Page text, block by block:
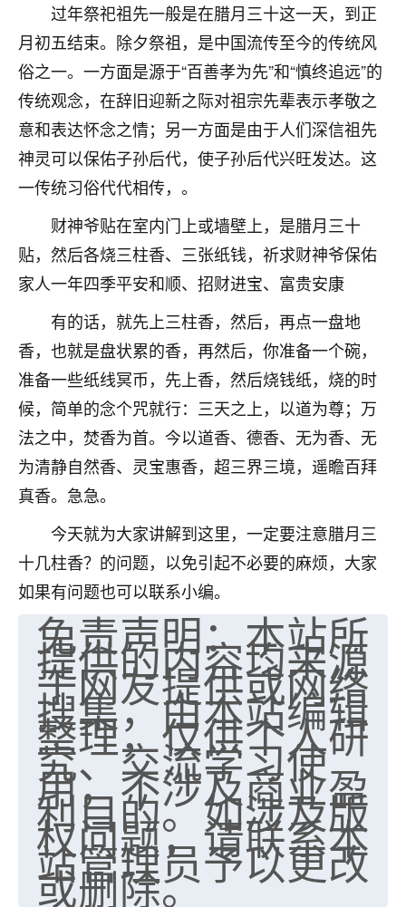
过年祭祀祖先一般是在腊月三十这一天，到正
月初五结束。除夕祭祖，是中国流传至今的传统风
俗之一。一方面是源于“百善孝为先”和“慎终追远”的
传统观念，在辞旧迎新之际对祖宗先辈表示孝敬之
意和表达怀念之情；另一方面是由于人们深信祖先
神灵可以保佑子孙后代，使子孙后代兴旺发达。这
一传统习俗代代相传，。
财神爷贴在室内门上或墙壁上，是腊月三十
贴，然后各烧三柱香、三张纸钱，祈求财神爷保佑
家人一年四季平安和顺、招财进宝、富贵安康
有的话，就先上三柱香，然后，再点一盘地
香，也就是盘状累的香，再然后，你准备一个碗，
准备一些纸线冥币，先上香，然后烧钱纸，烧的时
候，简单的念个咒就行：三天之上，以道为尊；万
法之中，焚香为首。今以道香、德香、无为香、无
为清静自然香、灵宝惠香，超三界三境，遥瞻百拜
真香。急急。
今天就为大家讲解到这里，一定要注意腊月三
十几柱香？的问题，以免引起不必要的麻烦，大家
如果有问题也可以联系小编。
免责声明：本站所
提供的内容均来源
于网友提供或网络
搜集，由本站编辑
整理，仅供个人研
究、交流学习使
用，不涉及商业盈
利目的。如涉及版
权问题，请联系本
站管理员予以更改
或删除。
付深
我是公司人事调整，有升迁机会，但同时竞争的我们
三个，找老师的时候是抱着侥幸心理，没想到老师看
着我晋升有望，我半信半疑的按照老师建议，做了化
太岁还有一个发钱粮，本来年前的人事调整，拖到年
后，我以为都没戏了，结果开年一上班，开会提拔升
职第一个就是我，职务无所谓，主要是底薪加了
3000，非常开心，无论如何，感恩感谢！🙏🏻
鹿森：恭喜升职加薪！！，请客吗？�
12小时前 来自北京 32
我身体不太好，总是病病殃殃的，去检查又没什么大
问题，反正就是不舒服。中医西医看遍了，找不到问
题，后来无意中看到有人推荐慧来老师，跟老师聊过
之后，心情豁然开朗，也听老师建议，处理了一些因
果问题。今年以来，身体比以前好多，主要是心情好
了，老师说境随心转，现在深有体会了。
鹿森：是的，其实跟老师聊过之后，最大的感
触，首先就是心态会变好，万般皆是命，半点
不由人！
1天前 来自四川 9
金白水清
我也想找老师看看，有没有人给个联系方式的啊？
鹿森：慧来老师微信：gjsy0624
1天前 来自江西 12
青春168
我也想要，我也想要！
2天前 来自山西 15
Jessica李
老师做不做超度法事？我想给我奶奶做超度，她今年
刚去世了。